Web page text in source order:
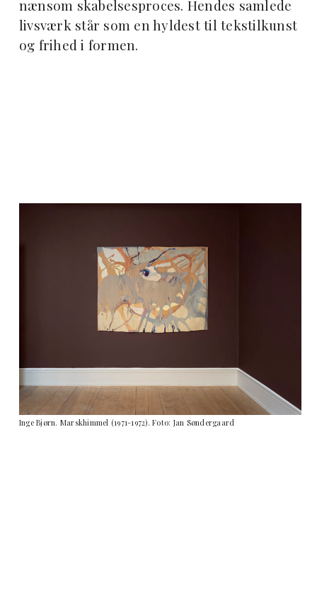
nænsom skabelsesproces. Hendes samlede
livsværk står som en hyldest til tekstilkunst
og frihed i formen.
Inge Bjørn. Marskhimmel (1971-1972). Foto: Jan Søndergaard